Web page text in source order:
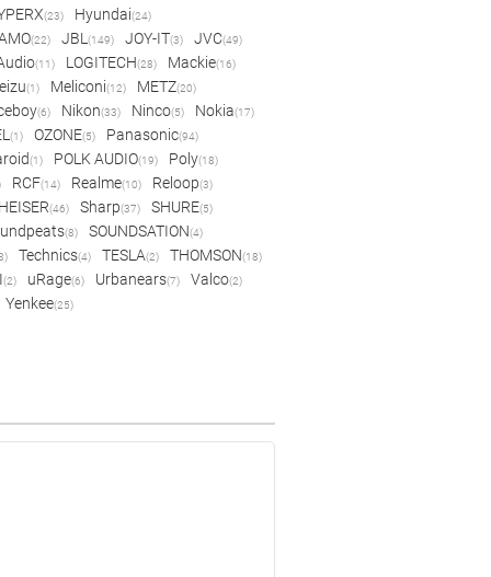
(23) Hyundai(24)
(22) JBL(149) JOY-IT(3) JVC(49)
(11) LOGITECH(28) Mackie(16)
(1) Meliconi(12) METZ(20)
(6) Nikon(33) Ninco(5) Nokia(17)
(1) OZONE(5) Panasonic(94)
(1) POLK AUDIO(19) Poly(18)
RCF(14) Realme(10) Reloop(3)
(46) Sharp(37) SHURE(5)
(8) SOUNDSATION(4)
Technics(4) TESLA(2) THOMSON(18)
(2) uRage(6) Urbanears(7) Valco(2)
Yenkee(25)